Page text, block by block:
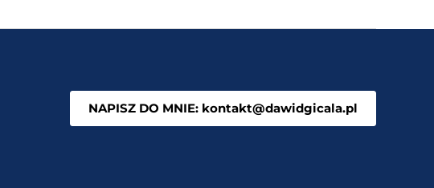
NAPISZ DO MNIE: kontakt@dawidgicala.pl